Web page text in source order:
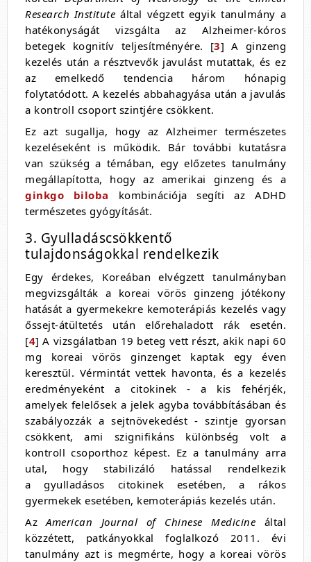
Research Institute által végzett egyik tanulmány a
hatékonyságát vizsgálta az Alzheimer-kóros
betegek kognitív teljesítményére. [3] A ginzeng
kezelés után a résztvevők javulást mutattak, és ez
az emelkedő tendencia három hónapig
folytatódott. A kezelés abbahagyása után a javulás
a kontroll csoport szintjére csökkent.
Ez azt sugallja, hogy az Alzheimer természetes
kezeléseként is működik. Bár további kutatásra
van szükség a témában, egy előzetes tanulmány
megállapította, hogy az amerikai ginzeng és a
ginkgo biloba kombinációja segíti az ADHD
természetes gyógyítását.
3. Gyulladáscsökkentő
tulajdonságokkal rendelkezik
Egy érdekes, Koreában elvégzett tanulmányban
megvizsgálták a koreai vörös ginzeng jótékony
hatását a gyermekekre kemoterápiás kezelés vagy
őssejt-átültetés után előrehaladott rák esetén.
[4] A vizsgálatban 19 beteg vett részt, akik napi 60
mg koreai vörös ginzenget kaptak egy éven
keresztül. Vérmintát vettek havonta, és a kezelés
eredményeként a citokinek - a kis fehérjék,
amelyek felelősek a jelek agyba továbbításában és
szabályozzák a sejtnövekedést - szintje gyorsan
csökkent, ami szignifikáns különbség volt a
kontroll csoporthoz képest. Ez a tanulmány arra
utal, hogy stabilizáló hatással rendelkezik
a gyulladásos citokinek esetében, a rákos
gyermekek esetében, kemoterápiás kezelés után.
AzAmerican Journal of Chinese Medicine által
közzétett, patkányokkal foglalkozó 2011. évi
tanulmány azt is megmérte, hogy a koreai vörös